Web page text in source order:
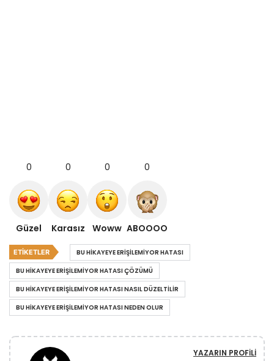
0
Güzel
0
Karasız
0
Woww
0
ABOOOO
ETIKETLER
BU HIKAYEYE ERIŞILEMIYOR HATASI
BU HIKAYEYE ERIŞILEMIYOR HATASI ÇÖZÜMÜ
BU HIKAYEYE ERIŞILEMIYOR HATASI NASIL DÜZELTILIR
BU HIKAYEYE ERIŞILEMIYOR HATASI NEDEN OLUR
YAZARIN PROFILI